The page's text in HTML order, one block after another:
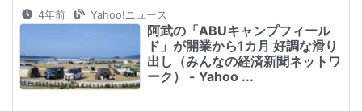
4年前 Yahoo!ニュース
阿武の「ABUキャンプフィール
ド」が開業から1カ月 好調な滑り
出し（みんなの経済新聞ネットワ
ーク） - Yahoo ...